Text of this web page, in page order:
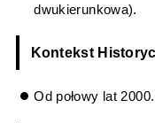
dwukierunkowa).
Kontekst
Od połowy lat 2000.